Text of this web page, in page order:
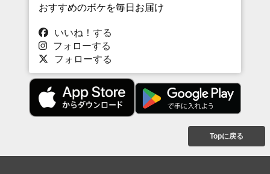
おすすめのボケを毎日お届け
いいね！する
フォローする
フォローする
Topに戻る